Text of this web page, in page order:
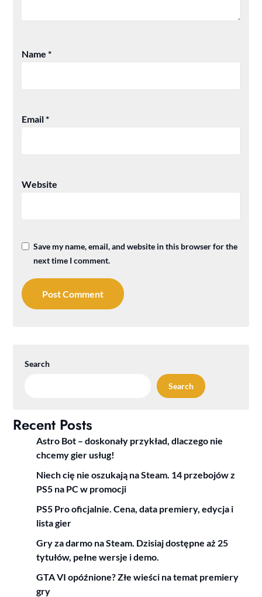
Name*
Email*
Website
Save my name, email, and website in this browser for the
next time I comment.
Search
Search
Recent Posts
Astro Bot – doskonały przykład, dlaczego nie
chcemy gier usług!
Niech cię nie oszukają na Steam. 14 przebojów z
PS5 na PC w promocji
PS5 Pro oficjalnie. Cena, data premiery, edycja i
lista gier
Gry za darmo na Steam. Dzisiaj dostępne aż 25
tytułów, pełne wersje i demo.
GTA VI opóźnione? Złe wieści na temat premiery
gry